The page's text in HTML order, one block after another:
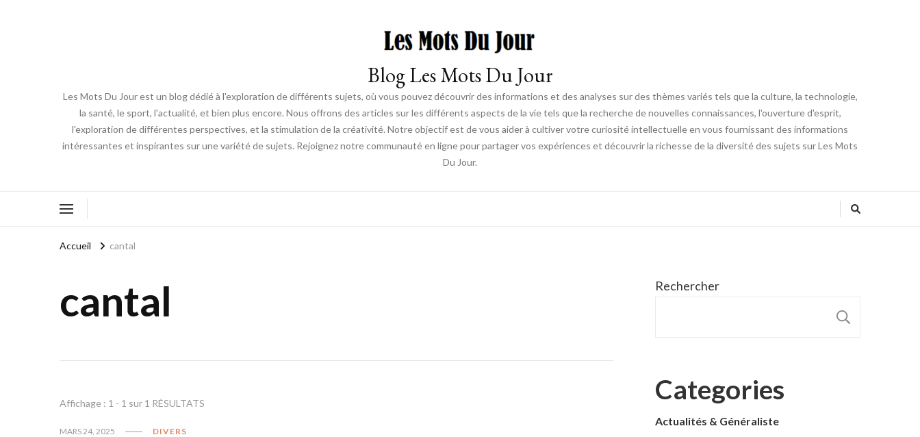
Blog Les Mots Du Jour
Les Mots Du Jour est un blog dédié à l'exploration de différents sujets, où vous pouvez découvrir des informations et des analyses sur des thèmes variés tels que la culture, la technologie,
la santé, le sport, l'actualité, et bien plus encore. Nous offrons des articles sur les différents aspects de la vie tels que la recherche de nouvelles connaissances, l'ouverture d'esprit,
l'exploration de différentes perspectives, et la stimulation de la créativité. Notre objectif est de vous aider à cultiver votre curiosité intellectuelle en vous fournissant des informations
intéressantes et inspirantes sur une variété de sujets. Rejoignez notre communauté en ligne pour partager vos expériences et découvrir la richesse de la diversité des sujets sur Les Mots
Du Jour.
Accueil cantal
cantal
Affichage : 1 - 1 sur 1 RÉSULTATS
MARS 24, 2025 DIVERS
Rechercher
Categories
Actualités & Généraliste